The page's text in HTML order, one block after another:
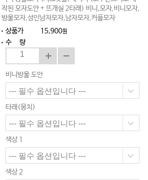
작된 모자도안 + 뜨개실 2타래) 비니,모자,비니모자,
방울모자,성인남자모자,남자모자,커플모자
상품가
15,900원
수 량
비니방울 도안
타래(뭉치)
색상 1
색상 2